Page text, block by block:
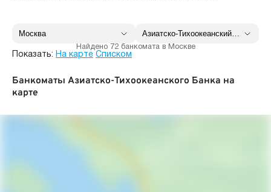
Найдено 72 банкомата в Москве
Показать: На карте Списком
Банкоматы Азиатско-Тихоокеанского Банка на
карте